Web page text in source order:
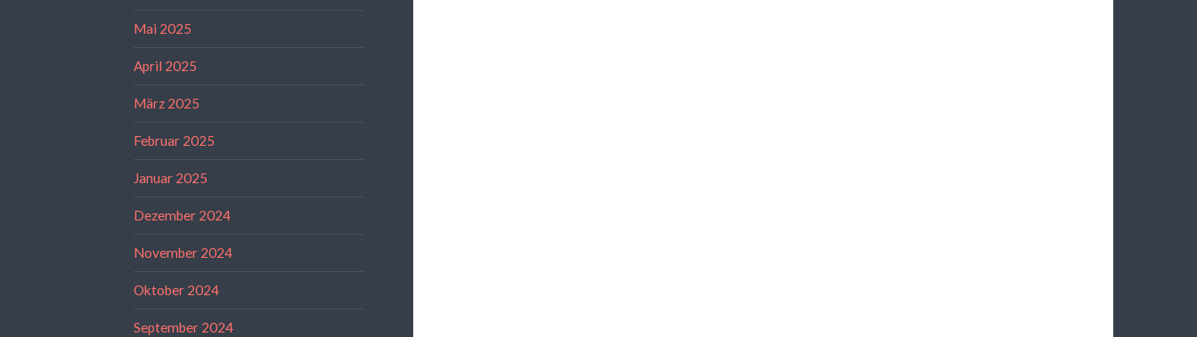
Mai 2025
April 2025
März 2025
Februar 2025
Januar 2025
Dezember 2024
November 2024
Oktober 2024
September 2024